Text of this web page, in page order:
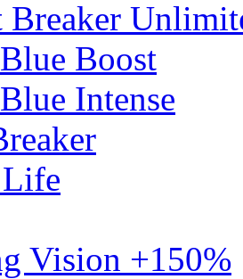
Breaker
Boost
Intense
Vision +150%